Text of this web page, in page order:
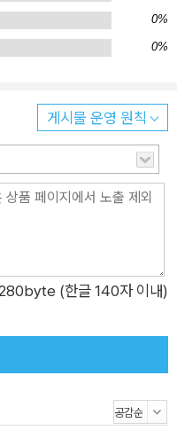
외모에 대해 주관적으로
에게 인정받고 인기를 얻
이나 인터넷 등의 미디어를
예요. 책 속에서 소심했던
입고, 머리를 억지로 뒤로
도 해요. 모두가 멋지다고
고 쉽게 유행에 휩쓸리기도
의 손길을 내밀 때, 책은
진 건 도움이 필요한 친구
을 내미는 용기라고요. 책
대방에게는 어떻게 다가갈
세요. 마음에서 우러나오는
0%
0%
게시물 운영 원칙
(한글 140자 이내)